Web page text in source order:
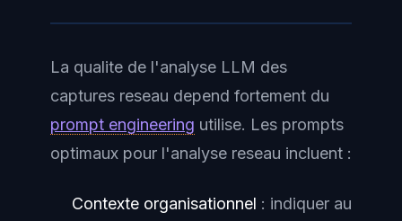
La qualite de l'analyse LLM des
captures reseau depend fortement du
prompt engineering utilise. Les prompts
optimaux pour l'analyse reseau incluent :
Contexte organisationnel : indiquer au